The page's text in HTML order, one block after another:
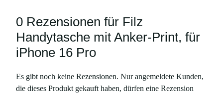
0 Rezensionen für Filz
Handytasche mit Anker-Print, für
iPhone 16 Pro
Es gibt noch keine Rezensionen. Nur angemeldete Kunden,
die dieses Produkt gekauft haben, dürfen eine Rezension